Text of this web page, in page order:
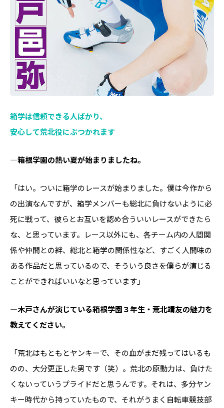
箱学は信頼できる人ばかり、
安心して荒北役にぶつかれます
―箱根学園の熱い夏が始まりましたね。
「はい。ついに箱学のレースが始まりました。僕は今作から
の出演なんですが、箱学メンバーも総北に負けないように必
死に戦って、彼らとお互いを認め合ういいレースができたら
な、と思っています。レース以外にも、各チーム内の人間関
係や仲間との絆、総北と箱学の関係性など、すごく人間味の
ある作品だと思っているので、そういう良さを僕らが演じる
ことができればいいなと思っています」
―木戸さんが演じている箱根学園３年生・荒北靖友の魅力を
教えてください。
「荒北はもともとヤンキーで、その血がまだ残ってはいるも
のの、大分更正した男です（笑）。荒北の原動力は、負けた
くないっていうプライドだと思うんです。それは、多分ヤン
キー時代から持っていたもので、それがうまく自転車競技部